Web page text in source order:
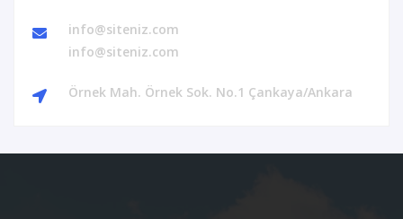
info@siteniz.com
info@siteniz.com
Örnek Mah. Örnek Sok. No.1 Çankaya/Ankara